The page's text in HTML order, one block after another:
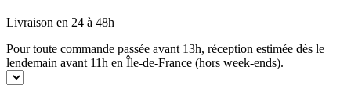
Livraison en 24 à 48h
Pour toute commande passée avant 13h, réception estimée dès le
lendemain avant 11h en Île-de-France (hors week-ends).